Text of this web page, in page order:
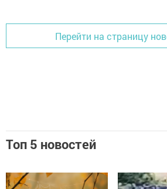
Перейти на страницу
Топ 5 новостей